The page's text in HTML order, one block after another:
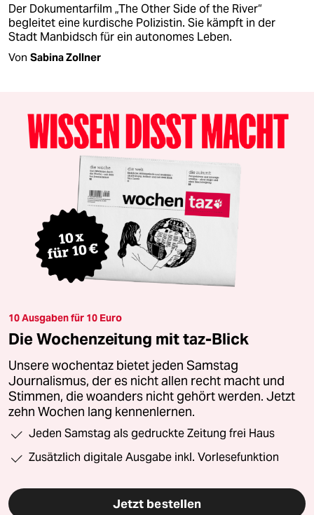
Der Dokumentarfilm „The Other Side of the River“
begleitet eine kurdische Polizistin. Sie kämpft in der
Stadt Manbidsch für ein autonomes Leben.
Von Sabina Zollner
10 Ausgaben für 10 Euro
Die Wochenzeitung mit taz-Blick
Unsere wochentaz bietet jeden Samstag
Journalismus, der es nicht allen recht macht und
Stimmen, die woanders nicht gehört werden. Jetzt
zehn Wochen lang kennenlernen.
Jeden Samstag als gedruckte Zeitung frei Haus
Zusätzlich digitale Ausgabe inkl. Vorlesefunktion
Jetzt bestellen